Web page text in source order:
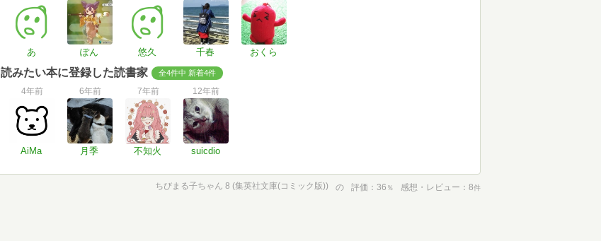
あ ぽん 悠久 千春 おくら
読みたい本に登録した読書家 全4件中 新着4件
4年前
AiMa
6年前
月季
7年前
不知火
12年前
suicdio
ちびまる子ちゃん 8 (集英社文庫(コミック版)) の 評価 36 ％ 感想・レビュー 8件